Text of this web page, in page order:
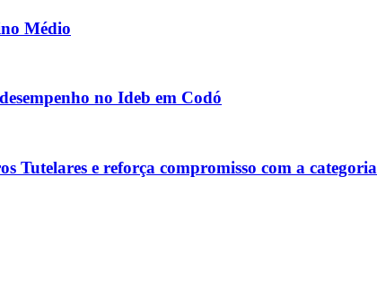
Médio
no Ideb em Codó
Tutelares e reforça compromisso com a categoria